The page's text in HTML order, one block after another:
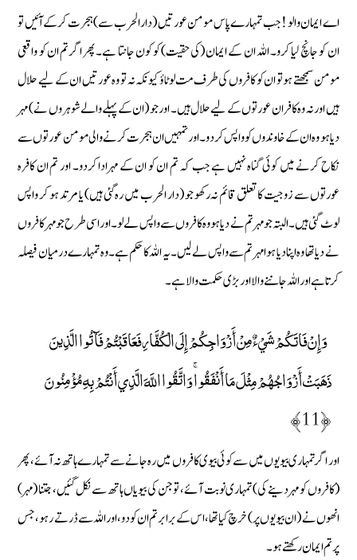
اے ایمان والو ! جب تمہارے پاس مومن عورتیں (دار الحرب سے) ہجرت کرکے آئیں تو
ان کو جانچ لیا کرو۔ اللہ ان کے ایمان (کی حقیت) کو کون جانتا ہے۔ پھر اگر تم ان کو واقعی
مومن سمجھتے ہو تو ان کو کافروں کی طرف مت لوٹاؤ کیونکہ نہ تو وہ عورتیں ان کے لیے حلال
ہیں اور نہ وہ کافر ان عورتوں کے لیے حلال ہیں۔ اور جو (ان کے پہلے والے شوہروں نے ) مہر
دیا ہو وہ ان کے خاوندوں کو واپس کردو۔ اور تمہیں ان ہجرت کرنے والی مومن عورتوں سے
نکاح کرنے میں کوئی گناہ نہیں ہے جب کہ تم ان کو ان کے مہرادا کردو۔ اور تم ان کافرہ
عورتوں سے زوجیت کا تعلق قائم نہ رکھو جو (دار الحرب میں رہ گئی ہیں) یا مرتد ہو کر واپس
لوٹ گئی ہیں۔ البتہ جو مہر تم نے دیا ہو وہ کافروں سے واپس لے لو۔ اور اسی طرح جو مہر کافروں
نے دیا تھا وہ اپنا دیا ہوا مہر تم سے واپس لے لیں۔ یہ اللہ کا حکم ہے۔ وہ تمہارے درمیان فیصلہ
کرتا ہے اور اللہ جاننے والا اور بڑی حکمت والا ہے۔
وَإِنْ فَاتَكُمْ شَيْءٌ مِنْ أَزْوَاجِكُمْ إِلَى الْكُفَّارِ فَعَاقَبْتُمْ فَآتُوا الَّذِينَ
ذَهَبَتْ أَزْوَاجُهُمْ مِثْلَ مَا أَنْفَقُوا ۚ وَاتَّقُوا اللَّهَ الَّذِي أَنْتُمْ بِهِ مُؤْمِنُونَ
﴿11﴾
اور اگر تمہاری بیویوں میں سے کوئی بیوی کافروں میں رہ جانے سے تمہارے ہاتھ نہ آئے، پھر
(کافروں کو مہر دینے کی) تمہاری نوبت آئے، تو جن کی بیویاں ہاتھ سے نکل گئیں، جتنا (مہر)
انھوں نے (ان بیویوں پر) خرچ کیا تھا، اس کے برابر تم ان کو دو ، اور اللہ سے ڈرتے رہو، جس
پر تم ایمان رکھتے ہو۔